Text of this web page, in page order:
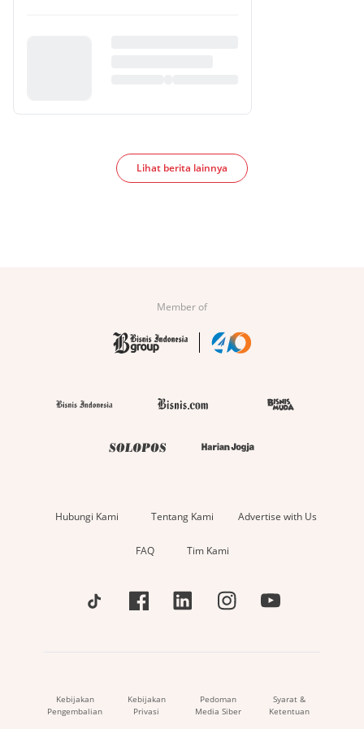
Lihat berita lainnya
Member of
Hubungi Kami Tentang Kami Advertise with Us
FAQ Tim Kami
Kebijakan
Pengembalian
Kebijakan
Privasi
Pedoman
Media Siber
Syarat &
Ketentuan